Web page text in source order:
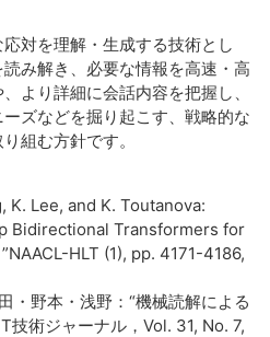
対を理解・生成する技術とし
み解き、必要な情報を高速・高
より詳細に会話内容を把握し、
ズなどを掘り起こす、戦略的な
組む方針です。
K. Lee, and K. Toutanova:
Bidirectional Transformers for
HLT (1), pp. 4171-4186,
・野本・浅野：“機械読解による
技術ジャーナル，Vol. 31, No. 7,